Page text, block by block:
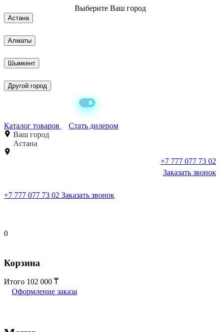
Выберите Ваш город
Астана
Алматы
Шымкент
Другой город
Каталог товаров
Стать дилером
Ваш город
Астана
+7 777 077 73 02
Заказать звонок
+7 777 077 73 02 Заказать звонок
0
Корзина
Итого 102 000
Оформление заказа